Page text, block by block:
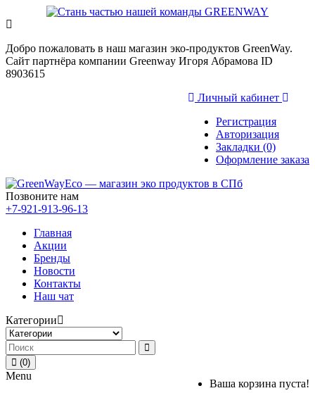
Добро пожаловать в наш магазин эко-продуктов GreenWay.
Сайт партнёра компании Greenway Игоря Абрамова ID
8903615
Личный кабинет
Регистрация
Авторизация
Закладки (0)
Оформление заказа
Позвоните нам
+7-921-913-96-13
Главная
Акции
Бренды
Новости
Контакты
Наш чат
Категории
(0)
Ваша корзина пуста!
Menu